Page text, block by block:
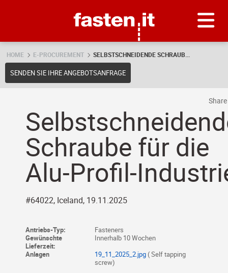
HOME E-PROCUREMENT SELBSTSCHNEIDENDE SCHRAUB...
SENDEN SIE IHRE ANGEBOTSANFRAGE
Schraube für die
Alu-Profil-
#64022, Iceland, 19.11.2025
Antriebs-Typ:
Fasteners
Gewünschte
Lieferzeit:
Innerhalb 10 Wochen
Anlagen
19_11_2025_2.jpg ( Self tapping
screw)
Share